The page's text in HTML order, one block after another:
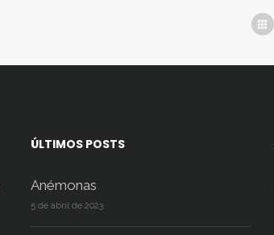
ÚLTIMOS POSTS
Anémonas
5 de abril de 2023